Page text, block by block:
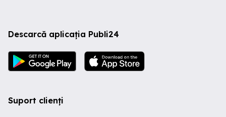
Descarcă aplicația Publi24
Suport clienți